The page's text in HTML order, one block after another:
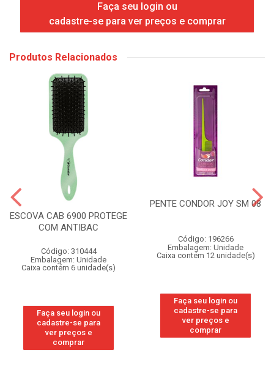
Faça seu login ou
cadastre-se para ver preços e comprar
Produtos Relacionados
ESCOVA CAB 6900 PROTEGE
COM ANTIBAC
Código: 310444
Embalagem: Unidade
Caixa contém 6 unidade(s)
Faça seu login ou
cadastre-se para
ver preços e
comprar
PENTE CONDOR JOY SM 08
Código: 196266
Embalagem: Unidade
Caixa contém 12 unidade(s)
Faça seu login ou
cadastre-se para
ver preços e
comprar